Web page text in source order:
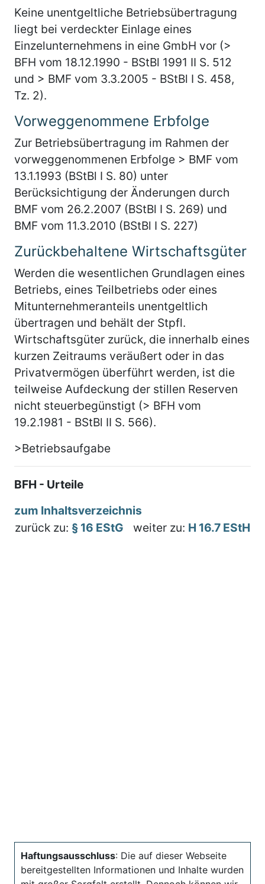
Keine unentgeltliche Betriebsübertragung
liegt bei verdeckter Einlage eines
Einzelunternehmens in eine GmbH vor (>
BFH vom 18.12.1990 - BStBl 1991 II S. 512
und > BMF vom 3.3.2005 - BStBl I S. 458,
Tz. 2).
Vorweggenommene Erbfolge
Zur Betriebsübertragung im Rahmen der
vorweggenommenen Erbfolge > BMF vom
13.1.1993 (BStBl I S. 80) unter
Berücksichtigung der Änderungen durch
BMF vom 26.2.2007 (BStBl I S. 269) und
BMF vom 11.3.2010 (BStBl I S. 227)
Zurückbehaltene Wirtschaftsgüter
Werden die wesentlichen Grundlagen eines
Betriebs, eines Teilbetriebs oder eines
Mitunternehmeranteils unentgeltlich
übertragen und behält der Stpfl.
Wirtschaftsgüter zurück, die innerhalb eines
kurzen Zeitraums veräußert oder in das
Privatvermögen überführt werden, ist die
teilweise Aufdeckung der stillen Reserven
nicht steuerbegünstigt (> BFH vom
19.2.1981 - BStBl II S. 566).
>Betriebsaufgabe
BFH - Urteile
zum Inhaltsverzeichnis
zurück zu: § 16 EStG weiter zu: H 16.7 EStH
Haftungsausschluss: Die auf dieser Webseite
bereitgestellten Informationen und Inhalte wurden